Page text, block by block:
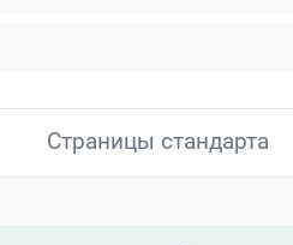
Страницы стандарта